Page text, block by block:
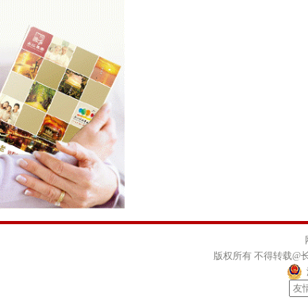
版权所有 不得转载@